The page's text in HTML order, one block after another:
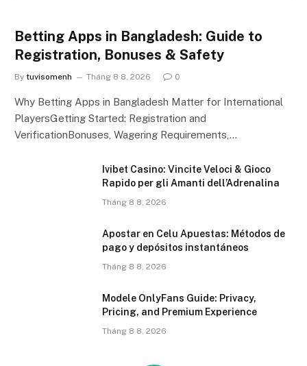
Betting Apps in Bangladesh: Guide to
Registration, Bonuses & Safety
By tuvisomenh Tháng 8 8, 2026 0
Why Betting Apps in Bangladesh Matter for International
PlayersGetting Started: Registration and
VerificationBonuses, Wagering Requirements,…
Ivibet Casino: Vincite Veloci & Gioco
Rapido per gli Amanti dell’Adrenalina
Tháng 8 8, 2026
Apostar en Celu Apuestas: Métodos de
pago y depósitos instantáneos
Tháng 8 8, 2026
Modele OnlyFans Guide: Privacy,
Pricing, and Premium Experience
Tháng 8 8, 2026